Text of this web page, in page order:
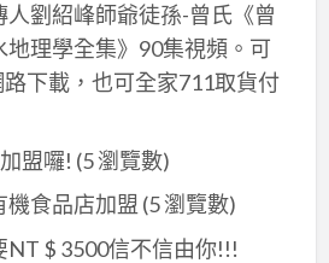
劉紹峰師爺徒孫-曾氏《曾
地理學全集》90集視頻。可
下載，也可全家711取貨付
盟囉! (5 瀏覽數)
機食品店加盟 (5 瀏覽數)
$ 3500信不信由你!!!